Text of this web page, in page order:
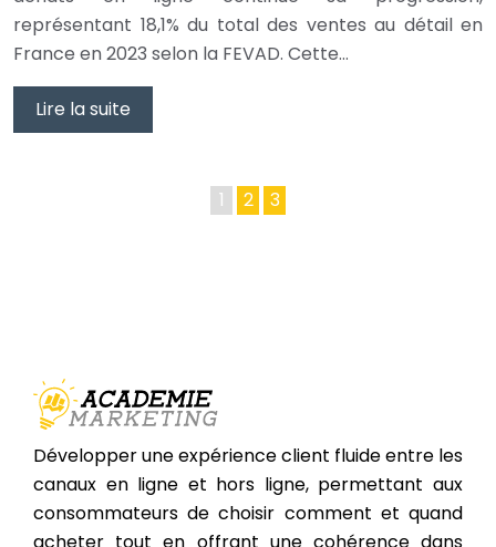
représentant 18,1% du total des ventes au détail en
France en 2023 selon la FEVAD. Cette…
Lire la suite
1 2 3
Développer une expérience client fluide entre les
canaux en ligne et hors ligne, permettant aux
consommateurs de choisir comment et quand
acheter tout en offrant une cohérence dans